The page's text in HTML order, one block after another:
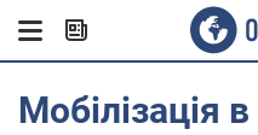
Мобілізація